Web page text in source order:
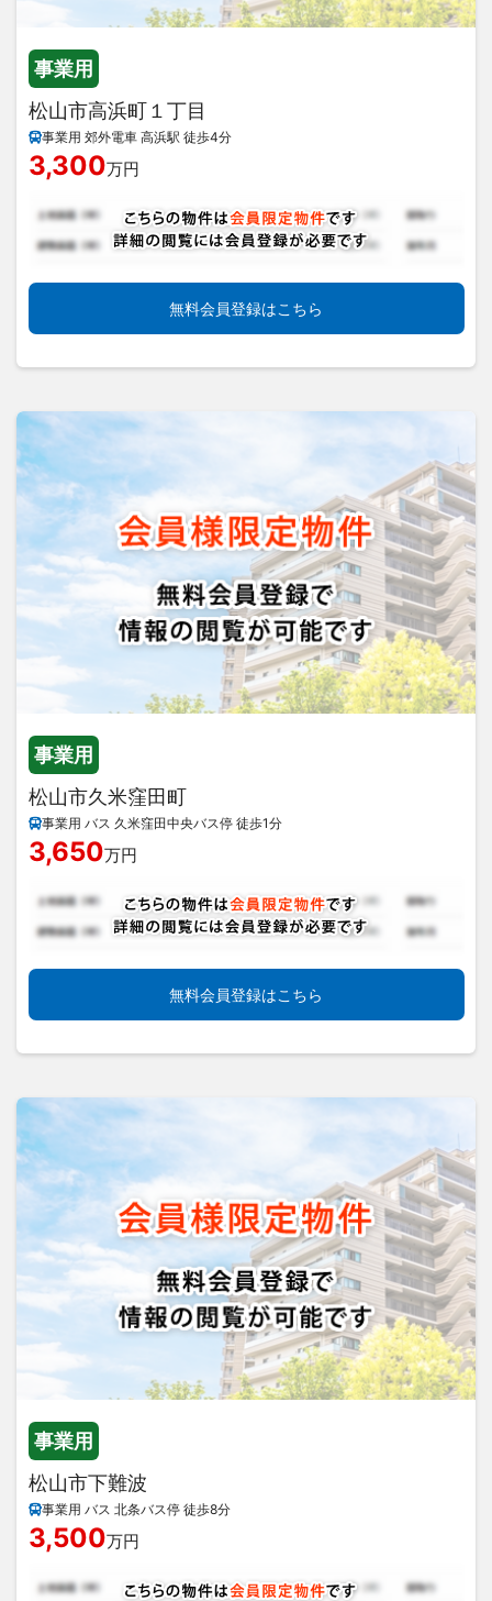
事業用
松山市高浜町１丁目
事業用 郊外電車 高浜駅 徒歩4分
3,300万円
無料会員登録はこちら
事業用
松山市久米窪田町
事業用 バス 久米窪田中央バス停 徒歩1分
3,650万円
無料会員登録はこちら
事業用
松山市下難波
事業用 バス 北条バス停 徒歩8分
3,500万円